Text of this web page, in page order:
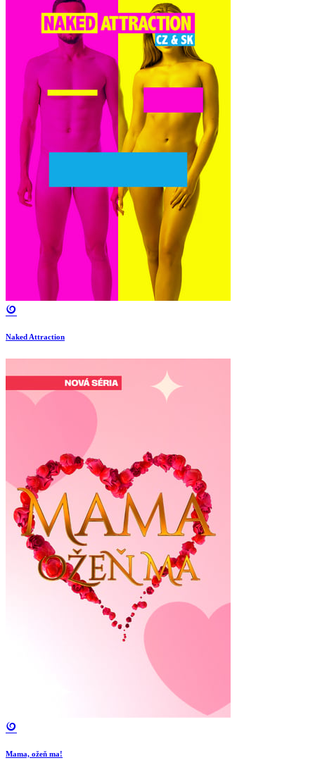
Naked Attraction
Mama, ožeň ma!